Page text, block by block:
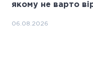
якому не варто
06.08.2026